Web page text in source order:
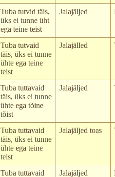
Tuba tutvid täis,
üks ei tunne üht
ega teine teist
Jalajäljed
Tuba tutvaid
täis, üks ei tunne
ühte ega teine
teist
Jalajälled
Tuba tuttavaid
täis, üks ei tunne
ühte ega tõine
tõist
Jalajäljed
Tuba tuttavaid
täis, üks ei tunne
ühte ega teine
teist
Jalajäljed toas
Tuba tuttavaid
Jalajäljed